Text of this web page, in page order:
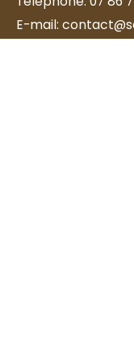
E-mail: